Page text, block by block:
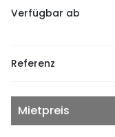
Verfügbar ab
Referenz
Mietpreis